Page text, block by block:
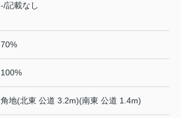
-/記載なし
70%
100%
角地(北東 公道 3.2m)(南東 公道 1.4m)